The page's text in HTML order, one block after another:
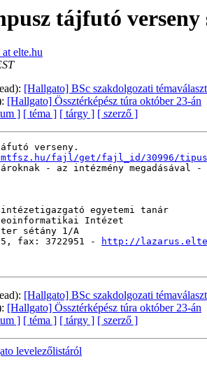
tájfutó verseny
elte.hu
[Hallgato] BSc szakdolgozati
[Hallgato] Össztérképész túra október 23-án
] [ téma ] [ tárgy ] [ szerző ]
verseny.
fajl/get/fajl_id/30996/
- az intézmény
egyetemi tanár
Intézet
sétány 1/A
fax: 3722951 -
http://
[Hallgato] BSc szakdolgozati
[Hallgato] Össztérképész túra október 23-án
] [ téma ] [ tárgy ] [ szerző ]
levelezőlistáról